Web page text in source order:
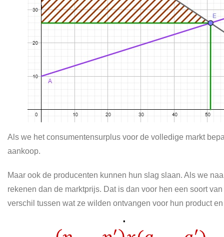
Als we het consumentensurplus voor de volledige markt
aankoop.
Maar ook de producenten kunnen hun slag slaan. Als we
rekenen dan de marktprijs. Dat is dan voor hen een soort
verschil tussen wat ze wilden ontvangen voor hun product